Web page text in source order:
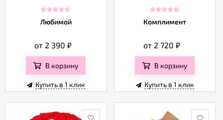
Любимой
от 2 390 ₽
В корзину
Купить в 1 клик
Комплимент
от 2 720₽
В корзину
Купить в 1 клик